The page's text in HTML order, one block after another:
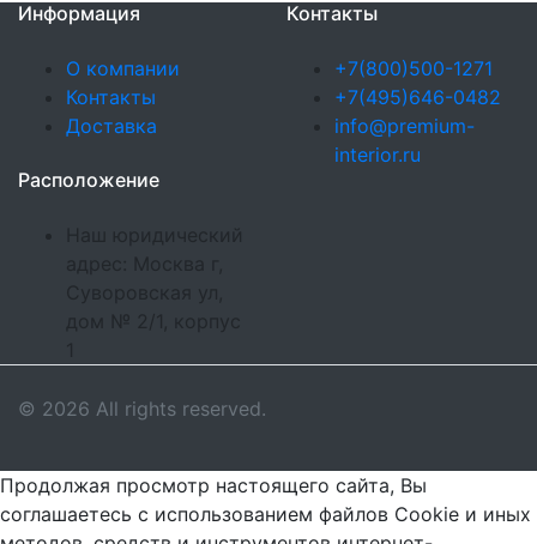
Информация
О компании
Контакты
Доставка
Контакты
+7(800)500-1271
+7(495)646-0482
info@premium-
interior.ru
Расположение
Наш юридический
адрес: Москва г,
Суворовская ул,
дом № 2/1, корпус
© 2026 All rights reserved.
Продолжая просмотр настоящего сайта, Вы
соглашаетесь с использованием файлов Cookie и иных